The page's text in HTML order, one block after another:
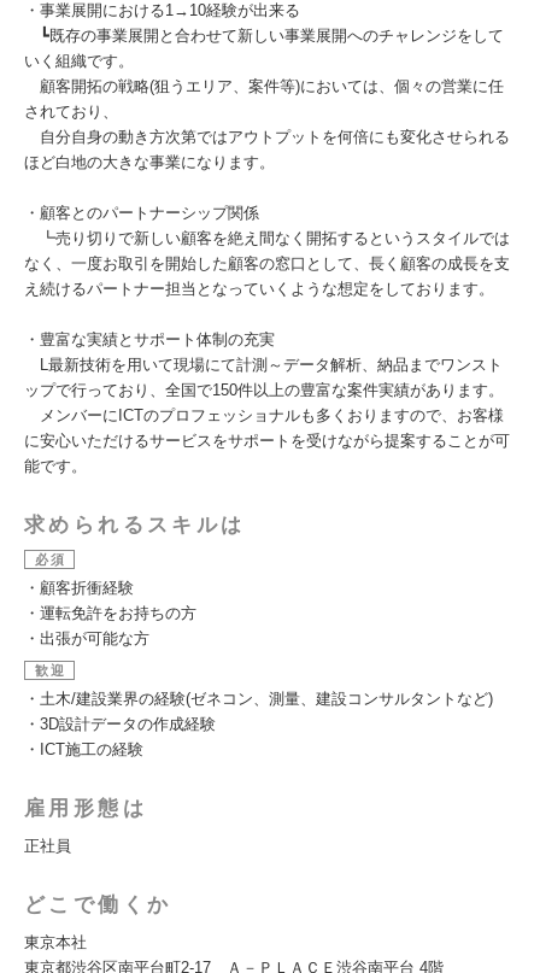
・事業展開における1→10経験が出来る
┗既存の事業展開と合わせて新しい事業展開へのチャレンジをして
いく組織です。
顧客開拓の戦略(狙うエリア、案件等)においては、個々の営業に任
されており、
自分自身の動き方次第ではアウトプットを何倍にも変化させられる
ほど白地の大きな事業になります。
・顧客とのパートナーシップ関係
┗売り切りで新しい顧客を絶え間なく開拓するというスタイルでは
なく、一度お取引を開始した顧客の窓口として、長く顧客の成長を支
え続けるパートナー担当となっていくような想定をしております。
・豊富な実績とサポート体制の充実
L最新技術を用いて現場にて計測～データ解析、納品までワンスト
ップで行っており、全国で150件以上の豊富な案件実績があります。
メンバーにICTのプロフェッショナルも多くおりますので、お客様
に安心いただけるサービスをサポートを受けながら提案することが可
能です。
求められるスキルは
必須
・顧客折衝経験
・運転免許をお持ちの方
・出張が可能な方
歓迎
・土木/建設業界の経験(ゼネコン、測量、建設コンサルタントなど)
・3D設計データの作成経験
・ICT施工の経験
雇用形態は
正社員
どこで働くか
東京本社
東京都渋谷区南平台町2-17 Ａ－ＰＬＡＣＥ渋谷南平台 4階